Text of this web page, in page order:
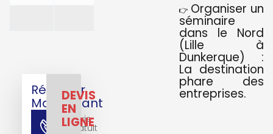
👉 Organiser un
séminaire
dans le Nord
(Lille à
Dunkerque) :
La destination
phare des
entreprises.
Réserver
Maintenant
Devis
Gratuit
DEVIS
EN
LIGNE